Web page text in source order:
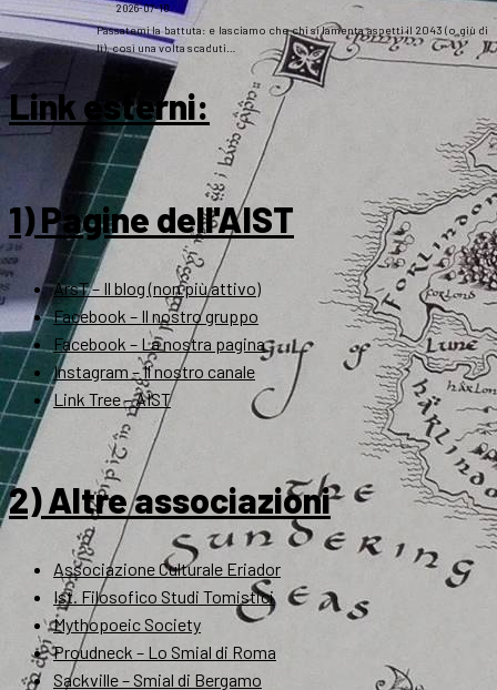
2026-07-10
Passatemi la battuta: e lasciamo che chi si lamenta aspetti il 2043 (o giù di
lì), così una volta scaduti…
Link esterni:
1) Pagine dell'AIST
ArsT – Il blog (non più attivo)
Facebook – Il nostro gruppo
Facebook – La nostra pagina
Instagram – Il nostro canale
Link Tree – AIST
2) Altre associazioni
Associazione Culturale Eriador
Ist. Filosofico Studi Tomistici
Mythopoeic Society
Proudneck – Lo Smial di Roma
Sackville – Smial di Bergamo